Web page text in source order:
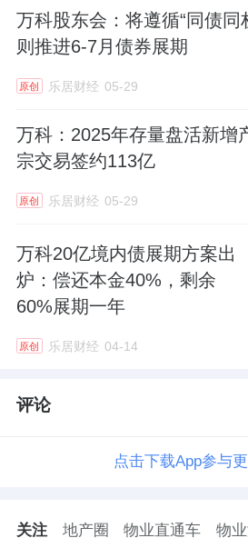
万科股东会：将遵循“同债同
则推进6-7月债券展期
原创 乐居财经 05-29
万科：2025年存量盘活新增
宗交易签约113亿
原创 乐居财经 05-29
万科20亿境内债展期方案出
炉：偿还本金40%，剩余
60%展期一年
原创 乐居财经 04-14
评论
点击下载App参与
关注 地产圈 物业直通车 物